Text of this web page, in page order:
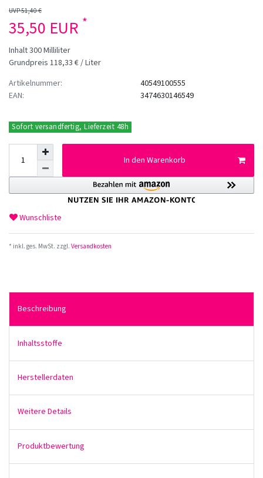
UVP 51,40 €
35,50 EUR *
Inhalt300Milliliter
Grundpreis 118,33 € / Liter
Artikelnummer:
EAN:
40549100555
3474630146549
Sofort versandfertig, Lieferzeit 48h
In den Warenkorb
Wunschliste
* inkl. ges. MwSt. zzgl. Versandkosten
Beschreibung
Inhaltsstoffe
Herstellerdaten
Weitere Details
Produktbewertung